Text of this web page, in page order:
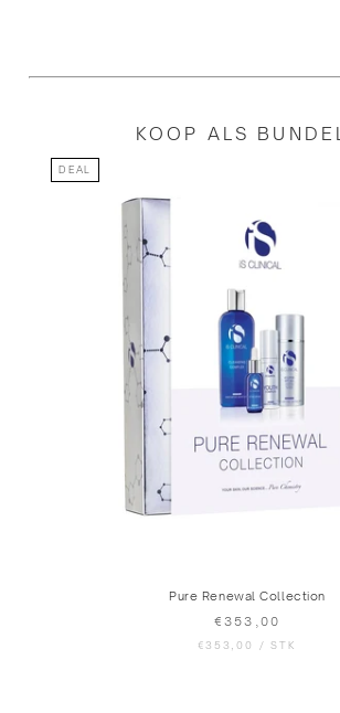
KOOP ALS BUNDEL
DEAL
Pure Renewal Collection
€353,00
€353,00 /STK